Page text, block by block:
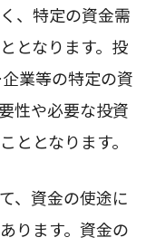
、特定の資金需
となります。投
業等の特定の資
性や必要な投資
ととなります。
、資金の使途に
ります。資金の